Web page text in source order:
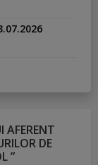
AFERENT
DE
”